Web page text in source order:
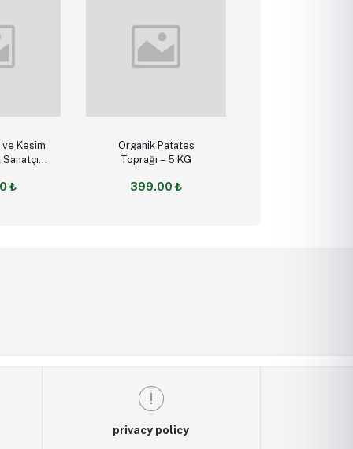
ve Kesim
₺
Add to cart
Organik Patates
Toprağı – 5 KG
399.00 ₺
privacy policy